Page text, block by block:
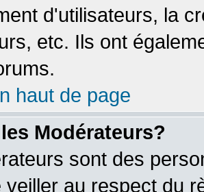
d'utilisateurs, la
etc. Ils ont
haut de page
Modérateurs?
sont des
veiller au respect du